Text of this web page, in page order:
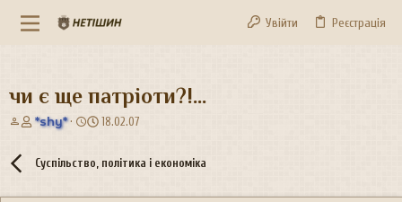
Увійти Реєстрація
чи є ще патріоти?!...
А
о
*shy*
Д
а
18.02.07
Суспільство, політика і економіка